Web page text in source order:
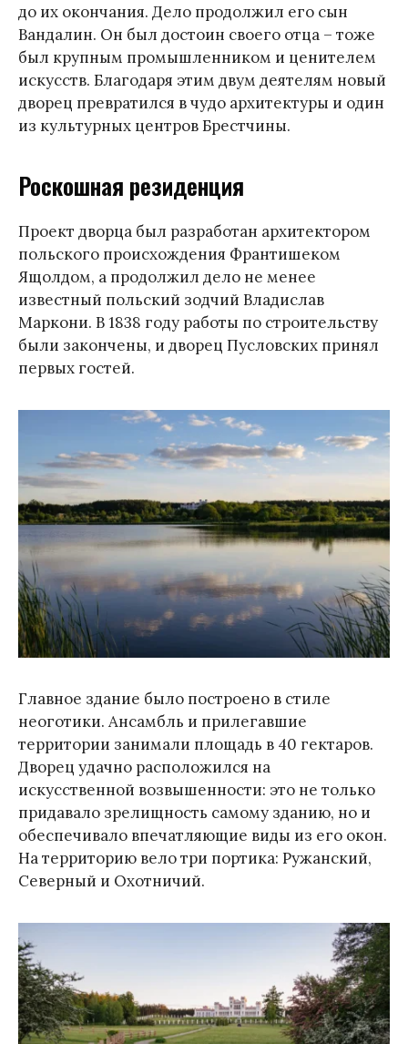
до их окончания. Дело продолжил его сын
Вандалин. Он был достоин своего отца – тоже
был крупным промышленником и ценителем
искусств. Благодаря этим двум деятелям новый
дворец превратился в чудо архитектуры и один
из культурных центров Брестчины.
Роскошная резиденция
Проект дворца был разработан архитектором
польского происхождения Франтишеком
Ящолдом, а продолжил дело не менее
известный польский зодчий Владислав
Маркони. В 1838 году работы по строительству
были закончены, и дворец Пусловских принял
первых гостей.
Главное здание было построено в стиле
неоготики. Ансамбль и прилегавшие
территории занимали площадь в 40 гектаров.
Дворец удачно расположился на
искусственной возвышенности: это не только
придавало зрелищность самому зданию, но и
обеспечивало впечатляющие виды из его окон.
На территорию вело три портика: Ружанский,
Северный и Охотничий.